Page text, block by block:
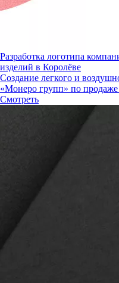
Разработка логотипа
изделий в Королёве
Создание легкого и
«Монеро групп» по продаже
Смотреть